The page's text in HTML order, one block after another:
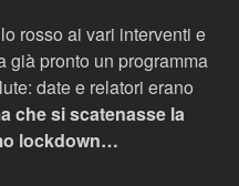
rosso ai vari interventi e
già pronto un programma
date e relatori erano
che si scatenasse la
lockdown…